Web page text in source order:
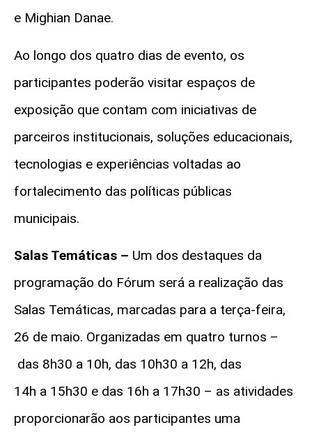
e Mighian Danae.
Ao longo dos quatro dias de evento, os
participantes poderão visitar espaços de
exposição que contam com iniciativas de
parceiros institucionais, soluções educacionais,
tecnologias e experiências voltadas ao
fortalecimento das políticas públicas
municipais.
Salas Temáticas – Um dos destaques da
programação do Fórum será a realização das
Salas Temáticas, marcadas para a terça-feira,
26 de maio. Organizadas em quatro turnos –
das 8h30 a 10h, das 10h30 a 12h, das
14h a 15h30 e das 16h a 17h30 – as atividades
proporcionarão aos participantes uma